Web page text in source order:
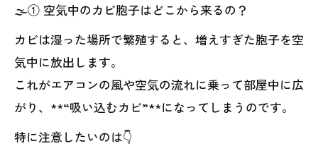
🌫️① 空気中のカビ胞子はどこから来るの？
カビは湿った場所で繁殖すると、増えすぎた胞子を空
気中に放出します。
これがエアコンの風や空気の流れに乗って部屋中に広
がり、**“吸い込むカビ”**になってしまうのです。
特に注意したいのは👇